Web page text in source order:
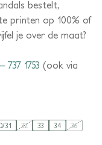
bestelt,
printen op 100% of
je over de maat?
737 1753 (ook via
31 32 33 34
36